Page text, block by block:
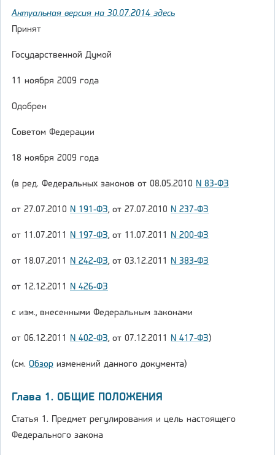
Актуальная версия на 30.07.2014 здесь
Принят
Государственной Думой
11 ноября 2009 года
Одобрен
Советом Федерации
18 ноября 2009 года
(в ред. Федеральных законов от 08.05.2010 N 83-ФЗ
от 27.07.2010 N 191-ФЗ, от 27.07.2010 N 237-ФЗ
от 11.07.2011 N 197-ФЗ, от 11.07.2011 N 200-ФЗ
от 18.07.2011 N 242-ФЗ, от 03.12.2011 N 383-ФЗ
от 12.12.2011 N 426-ФЗ
с изм., внесенными Федеральным законами
от 06.12.2011 N 402-ФЗ, от 07.12.2011 N 417-ФЗ)
(см. Обзор изменений данного документа)
Глава 1. ОБЩИЕ ПОЛОЖЕНИЯ
Статья 1. Предмет регулирования и цель настоящего
Федерального закона